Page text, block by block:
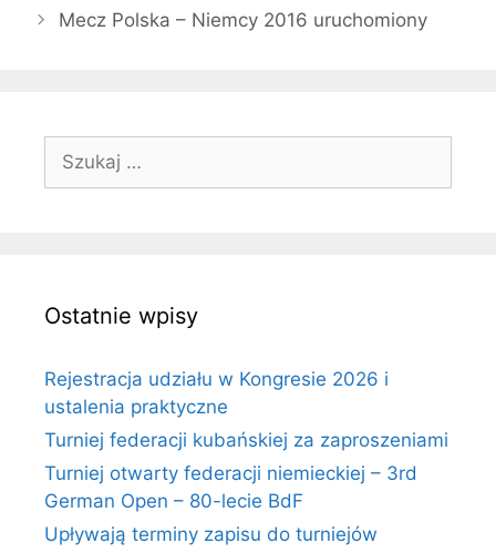
Mecz Polska – Niemcy 2016 uruchomiony
Szukaj:
Ostatnie wpisy
Rejestracja udziału w Kongresie 2026 i
ustalenia praktyczne
Turniej federacji kubańskiej za zaproszeniami
Turniej otwarty federacji niemieckiej – 3rd
German Open – 80-lecie BdF
Upływają terminy zapisu do turniejów